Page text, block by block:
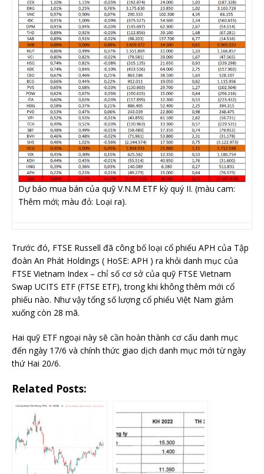
Dự báo mua bán của quỹ V.N.M ETF kỳ quý II. (màu cam:
Thêm mới; màu đỏ: Loại ra).
Trước đó, FTSE Russell đã công bố loại cổ phiếu APH của Tập
đoàn An Phát Holdings ( HoSE: APH ) ra khỏi danh mục của
FTSE Vietnam Index – chỉ số cơ sở của quỹ FTSE Vietnam
Swap UCITS ETF (FTSE ETF), trong khi không thêm mới cổ
phiếu nào. Như vậy tổng số lượng cổ phiếu Việt Nam giảm
xuống còn 28 mã.
Hai quỹ ETF ngoại này sẽ cần hoàn thành cơ cấu danh mục
đến ngày 17/6 và chính thức giao dịch danh mục mới từ ngày
thứ Hai 20/6.
Related Posts: